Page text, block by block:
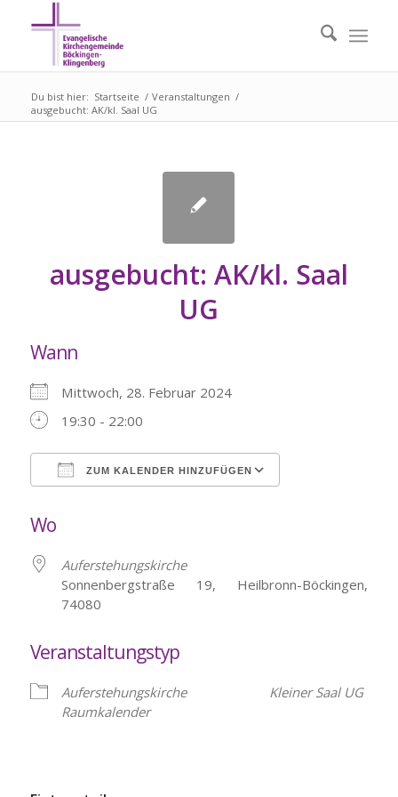
Du bist hier: Startseite / Veranstaltungen /
ausgebucht: AK/kl. Saal UG
ausgebucht: AK/kl. Saal
UG
Wann
Mittwoch, 28. Februar 2024
19:30 - 22:00
ZUM KALENDER HINZUFÜGEN
Wo
Auferstehungskirche
Sonnenbergstraße 19, Heilbronn-Böckingen,
74080
Veranstaltungstyp
Auferstehungskirche
Kleiner Saal UG
Raumkalender